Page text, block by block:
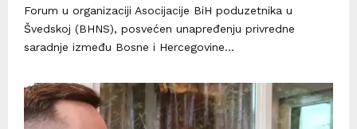
Forum u organizaciji Asocijacije BiH poduzetnika u
Švedskoj (BHNS), posvećen unapređenju privredne
saradnje između Bosne i Hercegovine...